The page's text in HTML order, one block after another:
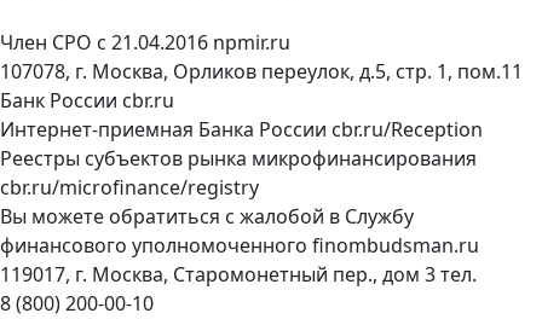
Член СРО с 21.04.2016 npmir.ru
107078, г. Москва, Орликов переулок, д.5, стр. 1, пом.11
Банк России cbr.ru
Интернет-приемная Банка России cbr.ru/Reception
Реестры субъектов рынка микрофинансирования
cbr.ru/microfinance/registry
Вы можете обратиться с жалобой в Службу
финансового уполномоченного finombudsman.ru
119017, г. Москва, Старомонетный пер., дом 3 тел.
8 (800) 200-00-10